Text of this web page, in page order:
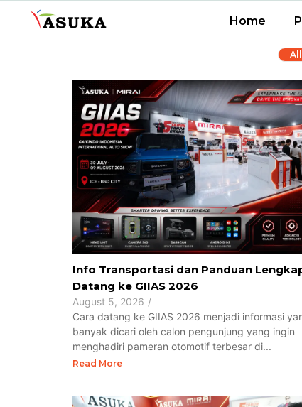
Home
Info Transportasi dan Panduan
Datang ke GIIAS 2026
August 5, 2026 /
Cara datang ke GIIAS 2026 menjadi informasi
banyak dicari oleh calon pengunjung yang ingin
menghadiri pameran otomotif terbesar di...
Read More